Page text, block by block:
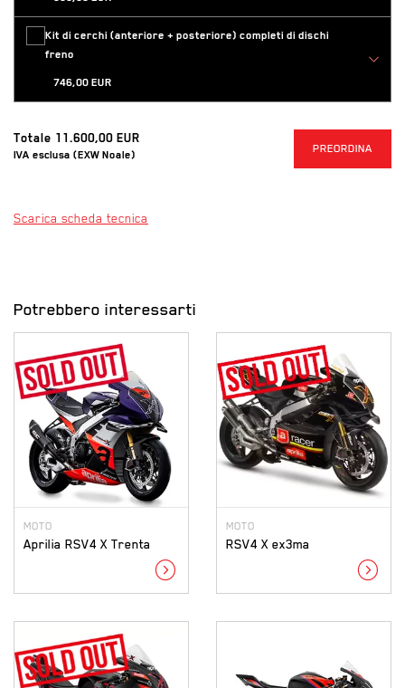
Kit di cerchi (anteriore + posteriore) completi di dischi
freno
746,00 EUR
Totale 11.600,00 EUR
IVA esclusa (EXW Noale) PREORDINA
Scarica scheda tecnica
Potrebbero interessarti
MOTO
Aprilia RSV4 X Trenta
expand_circle_right
MOTO
RSV4 X ex3ma
expand_circle_right